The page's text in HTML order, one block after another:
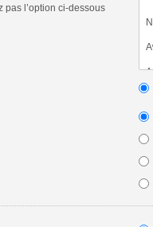
pas l’option ci-dessous